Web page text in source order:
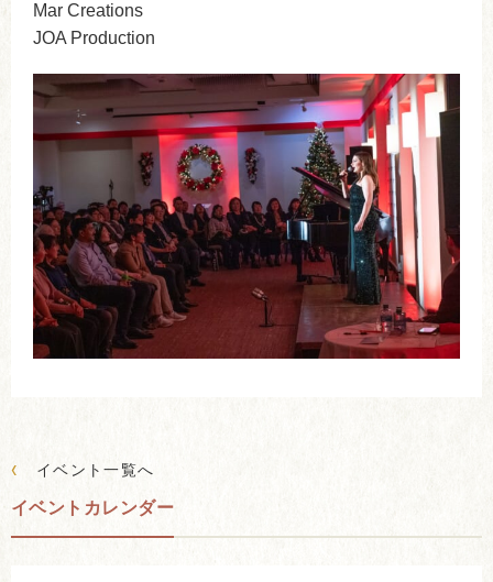
Mar Creations
JOA Production
‹ イベント一覧へ
イベントカレンダー